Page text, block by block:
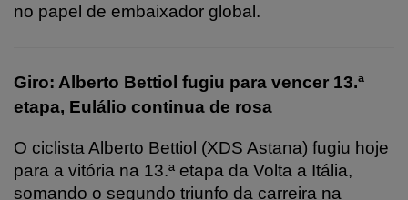
no papel de embaixador global.
Giro: Alberto Bettiol fugiu para vencer 13.ª
etapa, Eulálio continua de rosa
O ciclista Alberto Bettiol (XDS Astana) fugiu hoje
para a vitória na 13.ª etapa da Volta a Itália,
somando o segundo triunfo da carreira na